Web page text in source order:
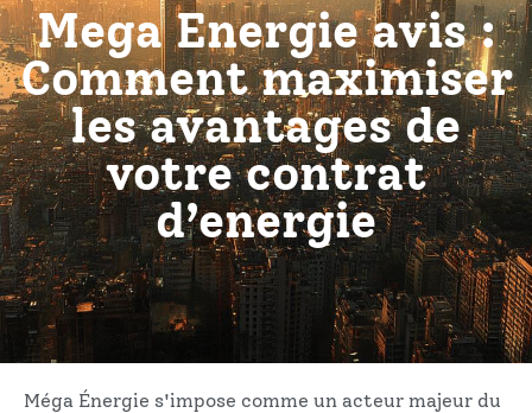
Mega Energie avis :
Comment maximiser
les avantages de
votre contrat
d’energie
Méga Énergie s'impose comme un acteur majeur du